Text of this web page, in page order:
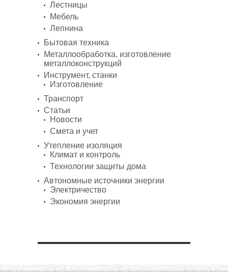
Лестницы
Мебель
Лепнина
Бытовая техника
Металлообработка, изготовление
металлоконструкций
Инструмент, станки
Изготовление
Транспорт
Статьи
Новости
Смета и учет
Утепление изоляция
Климат и контроль
Технологии защиты дома
Автономные источники энергии
Электричество
Экономия энергии